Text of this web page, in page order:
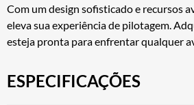
Com um design sofisticado e recursos
eleva sua experiência de pilotagem.
esteja pronta para enfrentar qualquer
ESPECIFICAÇÕES